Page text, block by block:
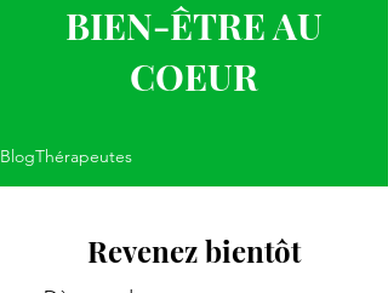
BIEN-ÊTRE AU
COEUR
BlogThérapeutes
Revenez bientôt